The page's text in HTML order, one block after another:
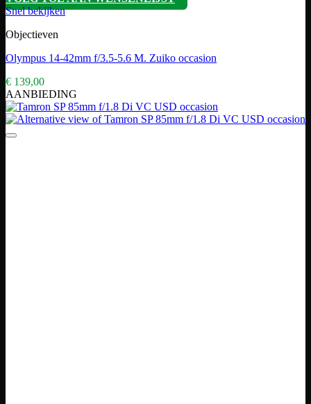
Snel bekijken
Objectieven
Olympus 14-42mm f/3.5-5.6 M. Zuiko occasion
€ 139,00
AANBIEDING